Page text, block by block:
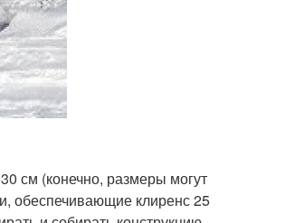
см (конечно, размеры могут
обеспечивающие клиренс 25